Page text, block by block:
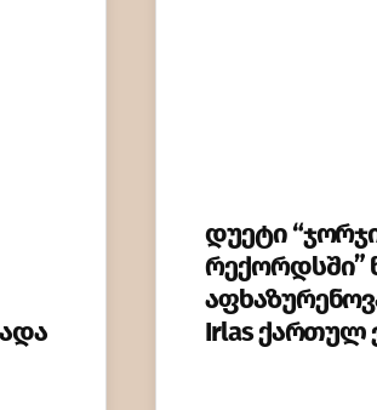
დუეტი
რექორდსში”
Irlas ქართულ